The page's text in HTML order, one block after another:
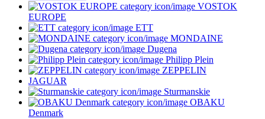
VOSTOK
EUROPE
ETT
MONDAINE
Dugena
Philipp Plein
ZEPPELIN
JAGUAR
Sturmanskie
OBAKU
Denmark